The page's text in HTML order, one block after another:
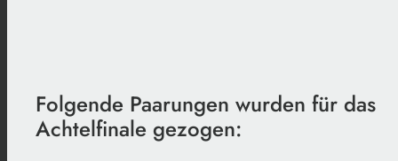
Folgende Paarungen wurden für das
Achtelfinale gezogen: